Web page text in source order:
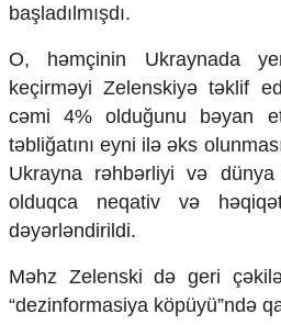
İqtisadi xəbərlər
Neft-qaz
Əmək və sosial siyasət
Kənd təsərrüfatı
Hərbi sənaye
Telekommunikasiya və
COP29
Cəmiyyət
Crossmedia.az - 1 yaş
Siyasət
Məhkəmə və hüquq
başladılmışdı.
O, həmçinin Ukraynada
keçirməyi Zelenskiyə təklif
cəmi 4% olduğunu bəyan
təbliğatını eyni ilə əks olunmas
Ukrayna rəhbərliyi və d
olduqca neqativ və
dəyərləndirildi.
Məhz Zelenski də geri ç
“dezinformasiya köpüyü”ndə